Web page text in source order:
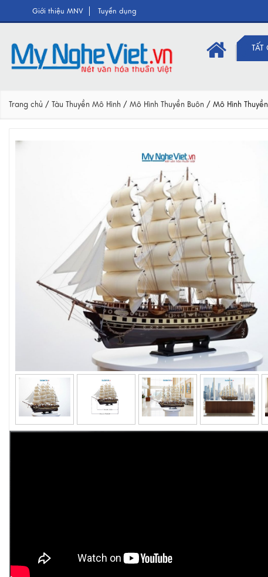
Giới thiệu MNV Tuyển dụng
TẤT
Trang chủ / Tàu Thuyền Mô Hình / Mô Hình Thuyền Buôn / Mô Hình